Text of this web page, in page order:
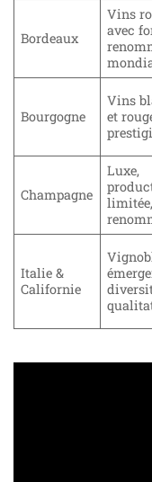
Bordeaux
Vins
avec
Bourgogne
Vins
et
Champagne
Luxe,
limitée,
Italie &
Californie